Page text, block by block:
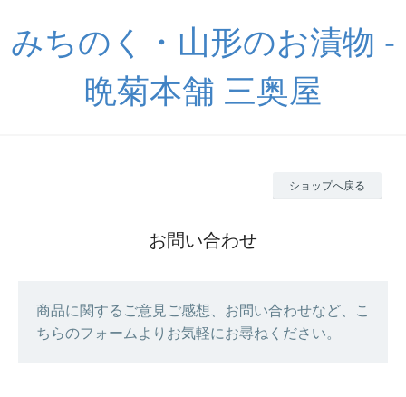
みちのく・山形のお漬物 -
晩菊本舗 三奥屋
ショップへ戻る
お問い合わせ
商品に関するご意見ご感想、お問い合わせなど、こ
ちらのフォームよりお気軽にお尋ねください。